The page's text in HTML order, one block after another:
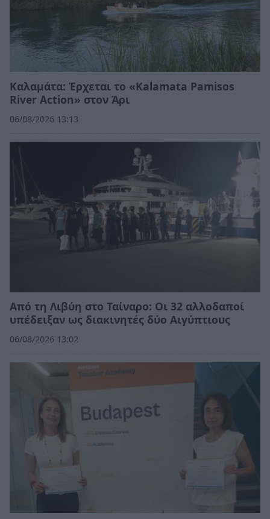
Καλαμάτα: Έρχεται το «Kalamata Pamisos
River Action» στον Άρι
06/08/2026 13:13
Από τη Λιβύη στο Ταίναρο: Οι 32 αλλοδαποί
υπέδειξαν ως διακινητές δύο Αιγύπτιους
06/08/2026 13:02